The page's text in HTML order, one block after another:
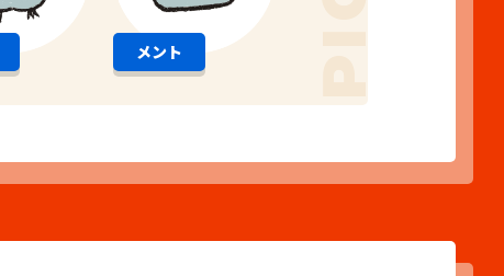
メント